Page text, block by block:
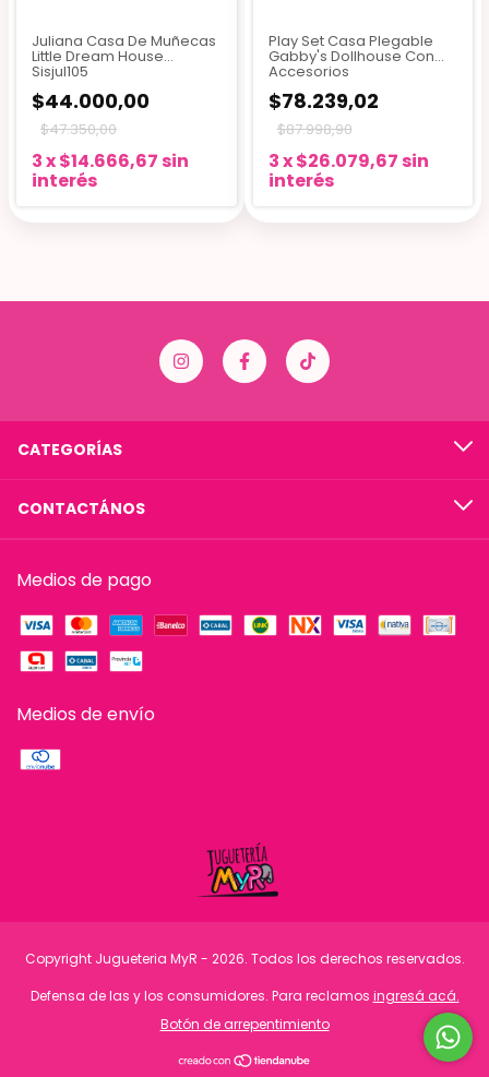
Juliana Casa De Muñecas
Little Dream House
Sisjul105
$44.000,00
$47.350,00
3x$14.666,67 sin
interés
Play Set Casa Plegable
Gabby's Dollhouse Con
Accesorios
$78.239,02
$87.998,90
3x$26.079,67 sin
interés
CATEGORÍAS
CONTACTÁNOS
Medios de pago
Medios de envío
Copyright Jugueteria MyR - 2026. Todos los derechos reservados.
Defensa de las y los consumidores. Para reclamos ingresá acá.
Botón de arrepentimiento